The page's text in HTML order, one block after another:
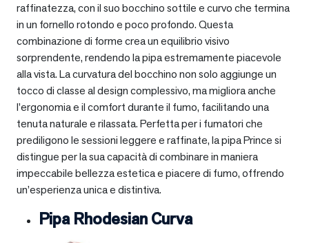
raffinatezza, con il suo bocchino sottile e curvo che termina
in un fornello rotondo e poco profondo. Questa
combinazione di forme crea un equilibrio visivo
sorprendente, rendendo la pipa estremamente piacevole
alla vista. La curvatura del bocchino non solo aggiunge un
tocco di classe al design complessivo, ma migliora anche
l’ergonomia e il comfort durante il fumo, facilitando una
tenuta naturale e rilassata. Perfetta per i fumatori che
prediligono le sessioni leggere e raffinate, la pipa Prince si
distingue per la sua capacità di combinare in maniera
impeccabile bellezza estetica e piacere di fumo, offrendo
un’esperienza unica e distintiva.
Pipa Rhodesian Curva